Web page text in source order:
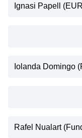
Ignasi Papell
Iolanda Domingo
Rafel Nualart